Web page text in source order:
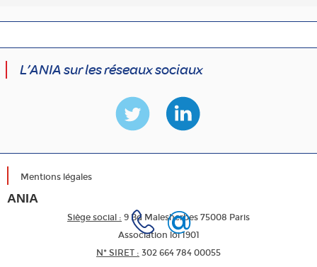
L’ANIA sur les réseaux sociaux
Mentions légales
ANIA
Siège social : 9 Bd Malesherbes 75008 Paris
Association loi 1901
N* SIRET : 302 664 784 00055